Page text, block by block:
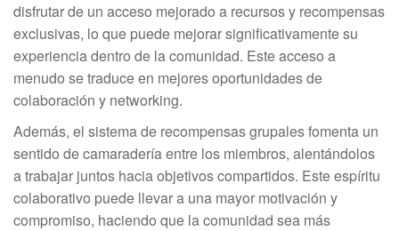
disfrutar de un acceso mejorado a recursos y recompensas
exclusivas, lo que puede mejorar significativamente su
experiencia dentro de la comunidad. Este acceso a
menudo se traduce en mejores oportunidades de
colaboración y networking.
Además, el sistema de recompensas grupales fomenta un
sentido de camaradería entre los miembros, alentándolos
a trabajar juntos hacia objetivos compartidos. Este espíritu
colaborativo puede llevar a una mayor motivación y
compromiso, haciendo que la comunidad sea más